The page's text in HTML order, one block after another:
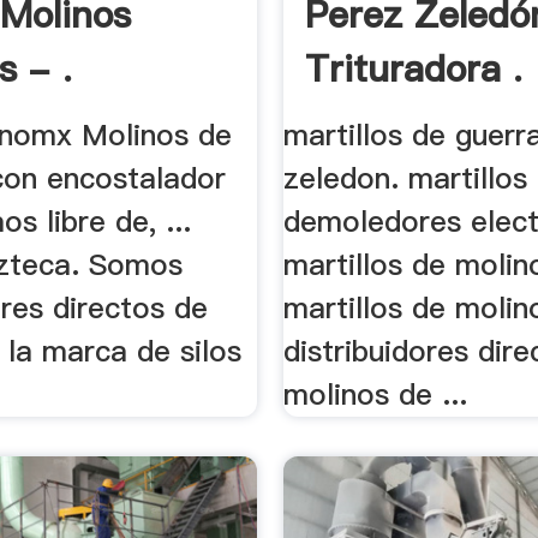
- .
Molinos de
encostalador
libre de, ...
Somos
directos de
marca de silos
Perez
Trituradora .
martillos de
zeledon. martillos
demoledores
martillos de
martillos de
distribuidores
molinos de ...